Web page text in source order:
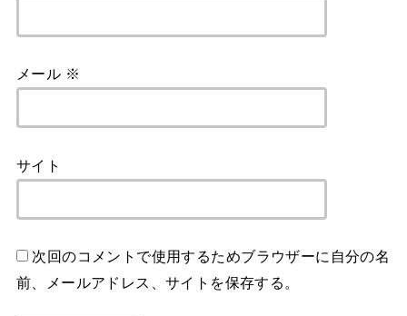
メール ※
サイト
次回のコメントで使用するためブラウザーに自分の名
前、メールアドレス、サイトを保存する。